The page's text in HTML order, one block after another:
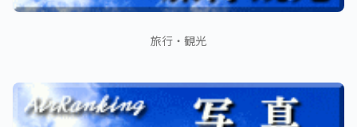
旅行・観光